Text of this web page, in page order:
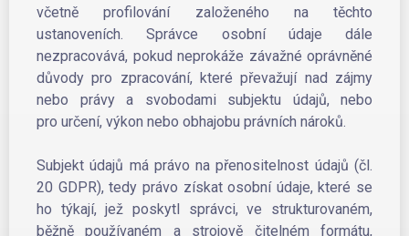
včetně profilování založeného na těchto
ustanoveních. Správce osobní údaje dále
nezpracovává, pokud neprokáže závažné oprávněné
důvody pro zpracování, které převažují nad zájmy
nebo právy a svobodami subjektu údajů, nebo
pro určení, výkon nebo obhajobu právních nároků.
Subjekt údajů má právo na přenositelnost údajů (čl.
20 GDPR), tedy právo získat osobní údaje, které se
ho týkají, jež poskytl správci, ve strukturovaném,
běžně používaném a strojově čitelném formátu,